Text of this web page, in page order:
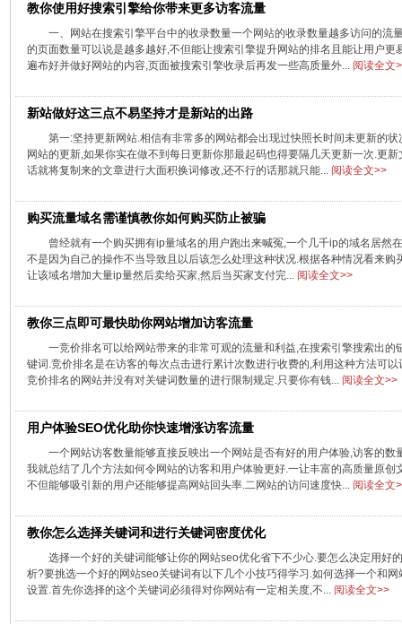
教你使用好搜索引擎给你带来更多访客流量
一、网站在搜索引擎平台中的收录数量一个网站的收录数量越多访问的流
的页面数量可以说是越多越好,不但能让搜索引擎提升网站的排名且能让用户
遍布好并做好网站的内容,页面被搜索引擎收录后再发一些高质量外... 阅读全文
新站做好这三点不易坚持才是新站的出路
第一:坚持更新网站.相信有非常多的网站都会出现过快照长时间未更新的
网站的更新,如果你实在做不到每日更新你那最起码也得要隔几天更新一次.更
话就将复制来的文章进行大面积换词修改,还不行的话那就只能... 阅读全文>>
购买流量域名需谨慎教你如何购买防止被骗
曾经就有一个购买拥有ip量域名的用户跑出来喊冤,一个几千ip的域名居然
不是因为自己的操作不当导致且以后该怎么处理这种状况.根据各种情况看来
让该域名增加大量ip量然后卖给买家,然后当买家支付完... 阅读全文>>
教你三点即可最快助你网站增加访客流量
一竞价排名可以给网站带来的非常可观的流量和利益,在搜索引擎搜索出
键词.竞价排名是在访客的每次点击进行累计次数进行收费的,利用这种方法可
竞价排名的网站并没有对关键词数量的进行限制规定.只要你有钱... 阅读全文>>
用户体验SEO优化助你快速增涨访客流量
一个网站访客数量能够直接反映出一个网站是否有好的用户体验,访客的
我就总结了几个方法如何令网站的访客和用户体验更好.一让丰富的高质量原
不但能够吸引新的用户还能够提高网站回头率.二网站的访问速度快... 阅读全文
教你怎么选择关键词和进行关键词密度优化
选择一个好的关键词能够让你的网站seo优化省下不少心.要怎么决定用好
析?要挑选一个好的网站seo关键词有以下几个小技巧得学习.如何选择一个和
设置.首先你选择的这个关键词必须得对你网站有一定相关度,不... 阅读全文>>